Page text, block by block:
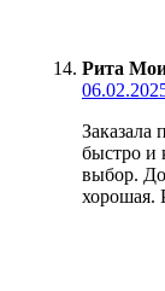
Рита
Заказала
быстро и
выбор.
хорошая.